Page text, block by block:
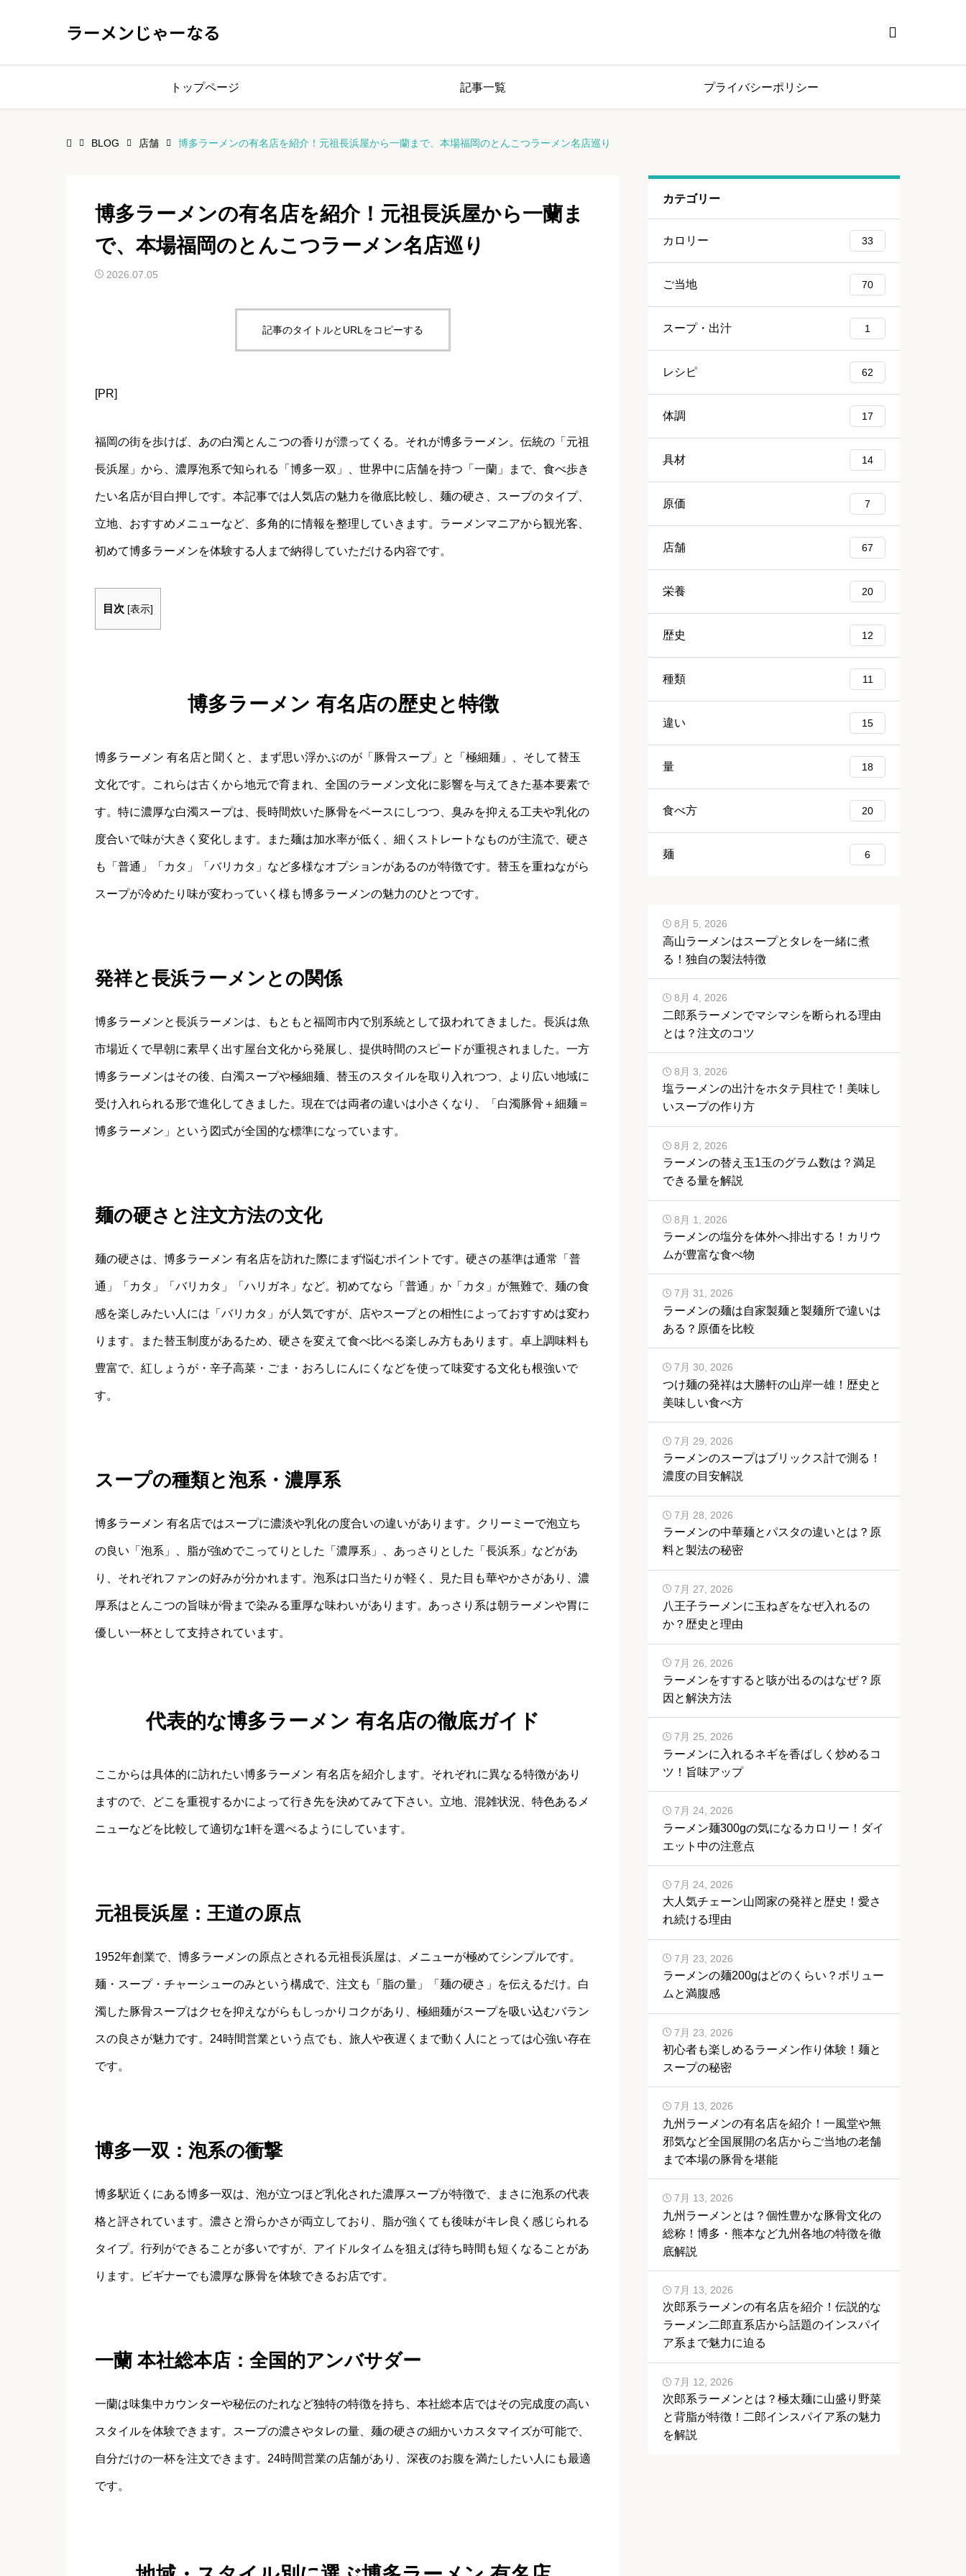
ラーメンじゃーなる 
トップページ 記事一覧 プライバシーポリシー
BLOG 店舗 博多ラーメンの有名店を紹介！元祖長浜屋から一蘭まで、本場福岡のとんこつラーメン名店巡り
博多ラーメンの有名店を紹介！元祖長浜屋から一蘭ま
で、本場福岡のとんこつラーメン名店巡り
2026.07.05
記事のタイトルとURLをコピーする
[PR]
福岡の街を歩けば、あの白濁とんこつの香りが漂ってくる。それが博多ラーメン。伝統の「元祖
長浜屋」から、濃厚泡系で知られる「博多一双」、世界中に店舗を持つ「一蘭」まで、食べ歩き
たい名店が目白押しです。本記事では人気店の魅力を徹底比較し、麺の硬さ、スープのタイプ、
立地、おすすめメニューなど、多角的に情報を整理していきます。ラーメンマニアから観光客、
初めて博多ラーメンを体験する人まで納得していただける内容です。
目次 [表示]
博多ラーメン 有名店の歴史と特徴
博多ラーメン 有名店と聞くと、まず思い浮かぶのが「豚骨スープ」と「極細麺」、そして替玉
文化です。これらは古くから地元で育まれ、全国のラーメン文化に影響を与えてきた基本要素で
す。特に濃厚な白濁スープは、長時間炊いた豚骨をベースにしつつ、臭みを抑える工夫や乳化の
度合いで味が大きく変化します。また麺は加水率が低く、細くストレートなものが主流で、硬さ
も「普通」「カタ」「バリカタ」など多様なオプションがあるのが特徴です。替玉を重ねながら
スープが冷めたり味が変わっていく様も博多ラーメンの魅力のひとつです。
発祥と長浜ラーメンとの関係
博多ラーメンと長浜ラーメンは、もともと福岡市内で別系統として扱われてきました。長浜は魚
市場近くで早朝に素早く出す屋台文化から発展し、提供時間のスピードが重視されました。一方
博多ラーメンはその後、白濁スープや極細麺、替玉のスタイルを取り入れつつ、より広い地域に
受け入れられる形で進化してきました。現在では両者の違いは小さくなり、「白濁豚骨＋細麺＝
博多ラーメン」という図式が全国的な標準になっています。
麺の硬さと注文方法の文化
麺の硬さは、博多ラーメン 有名店を訪れた際にまず悩むポイントです。硬さの基準は通常「普
通」「カタ」「バリカタ」「ハリガネ」など。初めてなら「普通」か「カタ」が無難で、麺の食
感を楽しみたい人には「バリカタ」が人気ですが、店やスープとの相性によっておすすめは変わ
ります。また替玉制度があるため、硬さを変えて食べ比べる楽しみ方もあります。卓上調味料も
豊富で、紅しょうが・辛子高菜・ごま・おろしにんにくなどを使って味変する文化も根強いで
す。
スープの種類と泡系・濃厚系
博多ラーメン 有名店ではスープに濃淡や乳化の度合いの違いがあります。クリーミーで泡立ち
の良い「泡系」、脂が強めでこってりとした「濃厚系」、あっさりとした「長浜系」などがあ
り、それぞれファンの好みが分かれます。泡系は口当たりが軽く、見た目も華やかさがあり、濃
厚系はとんこつの旨味が骨まで染みる重厚な味わいがあります。あっさり系は朝ラーメンや胃に
優しい一杯として支持されています。
代表的な博多ラーメン 有名店の徹底ガイド
ここからは具体的に訪れたい博多ラーメン 有名店を紹介します。それぞれに異なる特徴があり
ますので、どこを重視するかによって行き先を決めてみて下さい。立地、混雑状況、特色あるメ
ニューなどを比較して適切な1軒を選べるようにしています。
元祖長浜屋：王道の原点
1952年創業で、博多ラーメンの原点とされる元祖長浜屋は、メニューが極めてシンプルです。
麺・スープ・チャーシューのみという構成で、注文も「脂の量」「麺の硬さ」を伝えるだけ。白
濁した豚骨スープはクセを抑えながらもしっかりコクがあり、極細麺がスープを吸い込むバラン
スの良さが魅力です。24時間営業という点でも、旅人や夜遅くまで動く人にとっては心強い存在
です。
博多一双：泡系の衝撃
博多駅近くにある博多一双は、泡が立つほど乳化された濃厚スープが特徴で、まさに泡系の代表
格と評されています。濃さと滑らかさが両立しており、脂が強くても後味がキレ良く感じられる
タイプ。行列ができることが多いですが、アイドルタイムを狙えば待ち時間も短くなることがあ
ります。ビギナーでも濃厚な豚骨を体験できるお店です。
一蘭 本社総本店：全国的アンバサダー
一蘭は味集中カウンターや秘伝のたれなど独特の特徴を持ち、本社総本店ではその完成度の高い
スタイルを体験できます。スープの濃さやタレの量、麺の硬さの細かいカスタマイズが可能で、
自分だけの一杯を注文できます。24時間営業の店舗があり、深夜のお腹を満たしたい人にも最適
です。
カテゴリー
カロリー 33
ご当地 70
スープ・出汁 1
レシピ 62
体調 17
具材 14
原価 7
店舗 67
栄養 20
歴史 12
種類 11
違い 15
量 18
食べ方 20
麺 6
高山ラーメンはスープとタレを一緒に煮
る！独自の製法特徴
8月 5, 2026
二郎系ラーメンでマシマシを断られる理由
とは？注文のコツ
8月 4, 2026
塩ラーメンの出汁をホタテ貝柱で！美味し
いスープの作り方
8月 3, 2026
ラーメンの替え玉1玉のグラム数は？満足
できる量を解説
8月 2, 2026
ラーメンの塩分を体外へ排出する！カリウ
ムが豊富な食べ物
8月 1, 2026
ラーメンの麺は自家製麺と製麺所で違いは
ある？原価を比較
7月 31, 2026
つけ麺の発祥は大勝軒の山岸一雄！歴史と
美味しい食べ方
7月 30, 2026
ラーメンのスープはブリックス計で測る！
濃度の目安解説
7月 29, 2026
ラーメンの中華麺とパスタの違いとは？原
料と製法の秘密
7月 28, 2026
八王子ラーメンに玉ねぎをなぜ入れるの
か？歴史と理由
7月 27, 2026
ラーメンをすすると咳が出るのはなぜ？原
因と解決方法
7月 26, 2026
ラーメンに入れるネギを香ばしく炒めるコ
ツ！旨味アップ
7月 25, 2026
ラーメン麺300gの気になるカロリー！ダイ
エット中の注意点
7月 24, 2026
大人気チェーン山岡家の発祥と歴史！愛さ
れ続ける理由
7月 24, 2026
ラーメンの麺200gはどのくらい？ボリュー
ムと満腹感
7月 23, 2026
初心者も楽しめるラーメン作り体験！麺と
スープの秘密
7月 23, 2026
九州ラーメンの有名店を紹介！一風堂や無
邪気など全国展開の名店からご当地の老舗
まで本場の豚骨を堪能
7月 13, 2026
九州ラーメンとは？個性豊かな豚骨文化の
総称！博多・熊本など九州各地の特徴を徹
底解説
7月 13, 2026
次郎系ラーメンの有名店を紹介！伝説的な
ラーメン二郎直系店から話題のインスパイ
ア系まで魅力に迫る
7月 13, 2026
次郎系ラーメンとは？極太麺に山盛り野菜
と背脂が特徴！二郎インスパイア系の魅力
を解説
7月 12, 2026